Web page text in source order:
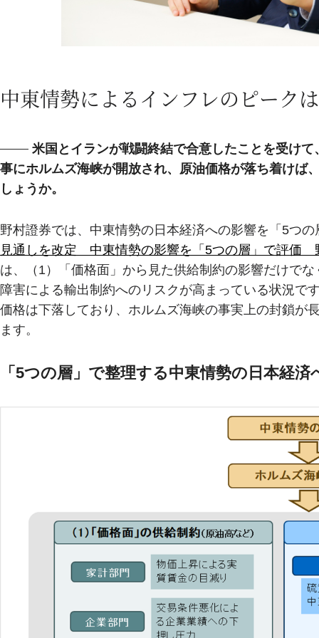
中東情勢によるインフレのピーク
米国とイランが戦闘終結で合意したことを受け
事にホルムズ海峡が開放され、原油価格が落ち着けば
しょうか。
野村證券では、中東情勢の日本経済への影響を「5つ
見通しを改定 中東情勢の影響を「5つの層」で評価
は、（1）「価格面」から見た供給制約の影響だけで
障害による輸出制約へのリスクが高まっている状況で
価格は下落しており、ホルムズ海峡の事実上の封鎖が
ます。
「5つの層」で整理する中東情勢の日本経済